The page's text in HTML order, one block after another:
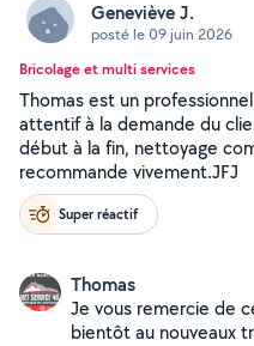
Geneviève J.
posté le 09 juin 2026
Bricolage et multi services
Thomas est un
attentif à la demande du
début à la fin, nettoyage
recommande vivement.JFJ
Super réactif
Thomas
Je vous remercie de
bientôt au nouveaux